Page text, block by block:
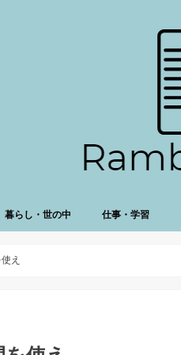
暮らし・世の中 仕事・学習
え